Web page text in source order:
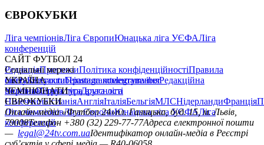
ЄВРОКУБКИ
Ліга чемпіонівЛіга ЄвропиЮнацька ліга УЄФАЛіга
конференцій
САЙТ ФУТБОЛ 24
РедакціяПрогнозиПолітика конфіденційностіПравила
сайтуКонтактиПравила коментуванняРедакційна
політикаСтруктура власності
Соціальні мережі
facebookxyoutubeinstagramtelegramviber
УКРАЇНА
УкраїнаПерша лігаДруга ліга
ЧЕМПІОНАТИ
НімеччинаІспаніяАнгліяІталіяБельгіяМЛСНідерландиФранція
ЄВРОКУБКИ
Ліга чемпіонівЛіга ЄвропиЮнацька ліга УЄФАЛіга
конференцій
Онлайн-медіа «Футбол 24»пл. Галицька, буд. 15, м. Львів,
79008Телефон +380 (32) 229-77-77Адреса електронної пошти
— legal@24tv.com.uaІдентифікатор онлайн-медіа в Реєстрі